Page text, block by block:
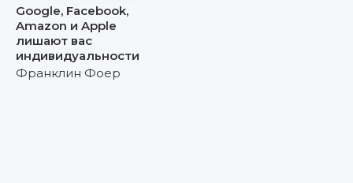
Google, Facebook,
Amazon и Apple
лишают вас
индивидуальности
Франклин Фоер